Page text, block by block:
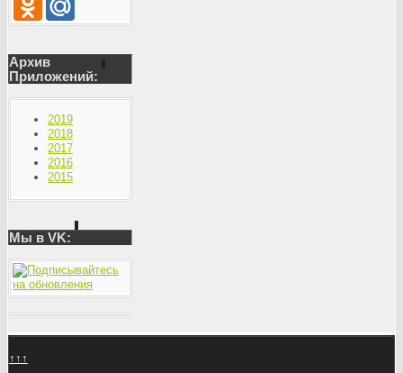
Архив
Приложений:
2019
2018
2017
2016
2015
Мы в VK:
↑↑↑